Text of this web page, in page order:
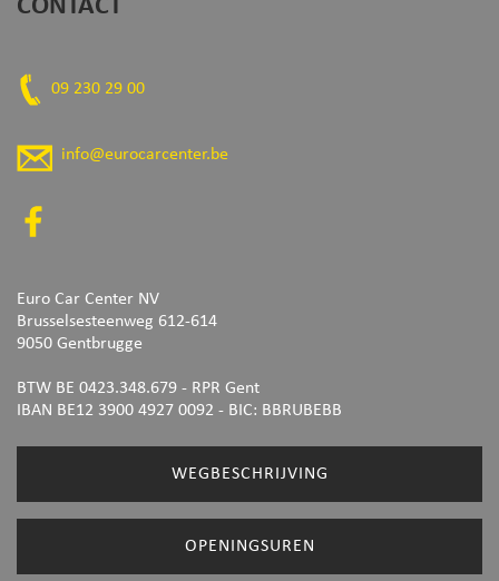
CONTACT
09 230 29 00
info@eurocarcenter.be
Euro Car Center NV
Brusselsesteenweg 612-614
9050 Gentbrugge
BTW BE 0423.348.679 - RPR Gent
IBAN BE12 3900 4927 0092 - BIC: BBRUBEBB
WEGBESCHRIJVING
OPENINGSUREN